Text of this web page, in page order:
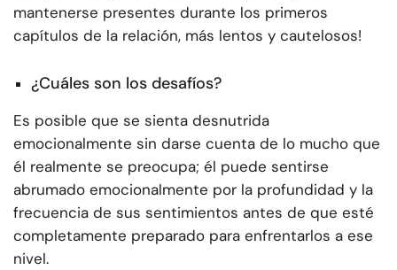
mantenerse presentes durante los primeros
capítulos de la relación, más lentos y cautelosos!
¿Cuáles son los desafíos?
Es posible que se sienta desnutrida
emocionalmente sin darse cuenta de lo mucho que
él realmente se preocupa; él puede sentirse
abrumado emocionalmente por la profundidad y la
frecuencia de sus sentimientos antes de que esté
completamente preparado para enfrentarlos a ese
nivel.